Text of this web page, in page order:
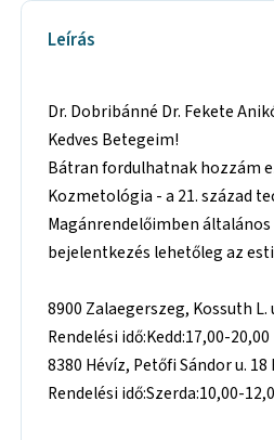
Leírás
Dr. Dobribánné Dr. Fekete
Kedves Betegeim!
Bátran fordulhatnak hozzám
Kozmetológia - a 21. század
Magánrendelőimben
bejelentkezés lehetőleg az
8900 Zalaegerszeg, Kossuth L.
Rendelési idő:Kedd:17,00-20,00
8380 Hévíz, Petőfi Sándor u.
Rendelési idő:Szerda:10,00-